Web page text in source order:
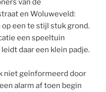
en Woluweveld:
een te stijl stuk grond.
een speeltuin
daar een klein padje.
niet geïnformeerd door
alarm af toen begin